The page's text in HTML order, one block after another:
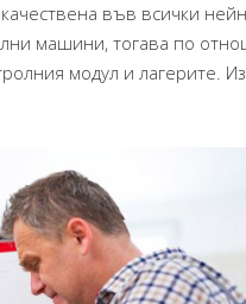
във всички
машини, тогава по
модул и лагерите.